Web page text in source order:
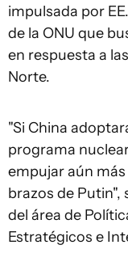
impulsada por
de la ONU que
en respuesta a
Norte.
"Si China
programa
empujar aún
brazos de
del área de
Estratégicos e